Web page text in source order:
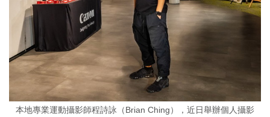
本地專業運動攝影師程詩詠（Brian Ching），近日舉辦個人攝影